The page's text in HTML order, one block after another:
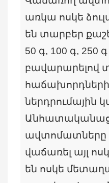
առկա ոսկե
են տարբեր
50 գ, 100 գ, 250
բավարարելով
հաճախորդների
ներդրումային
ավտոմատները
վաճառել այլ
են ոսկե